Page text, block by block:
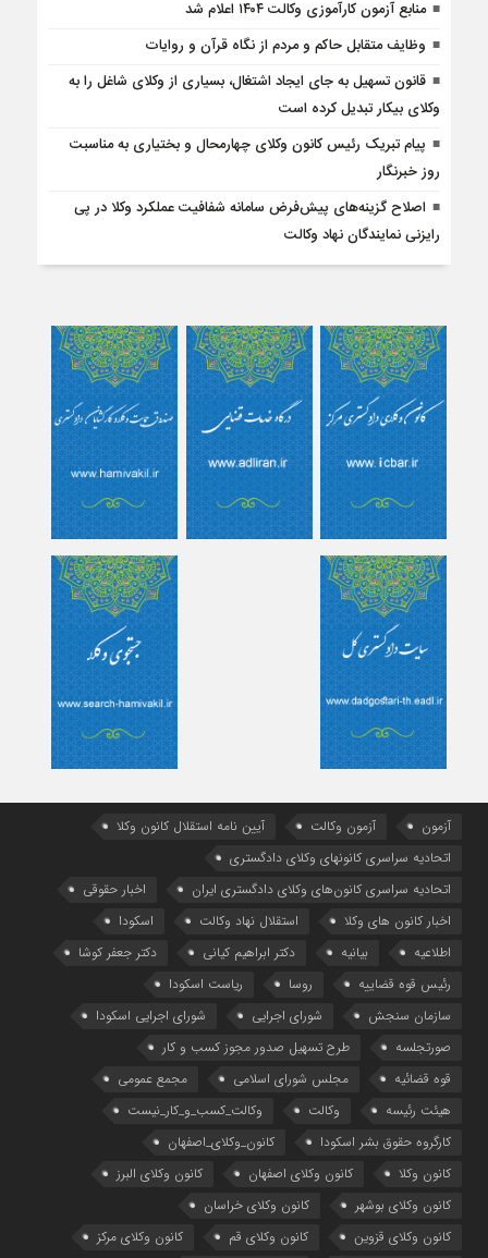
منابع آزمون کارآموزی وکالت ۱۴۰۴ اعلام شد
وظایف متقابل حاکم و مردم از نگاه قرآن و روایات
قانون تسهیل به جای ایجاد اشتغال، بسیاری از وکلای شاغل را به
وکلای بیکار تبدیل کرده است
پیام تبریک رئیس کانون وکلای چهارمحال و بختیاری به مناسبت
روز خبرنگار
اصلاح گزینه‌های پیش‌فرض سامانه شفافیت عملکرد وکلا در پی
رایزنی نمایندگان نهاد وکالت
آزمون آزمون وکالت
آیین ‌نامه استقلال کانون وکلا
اتحادیه سراسری کانونهای وکلای دادگستری
اتحادیه سراسری کانون‌های وکلای دادگستری ایران
اخبار حقوقی
اخبار کانون های وکلا
استقلال نهاد وکالت
اسکودا
اطلاعیه
بیانیه دکتر ابراهیم کیانی
دکتر جعفر کوشا
رئیس قوه قضاییه
روسا
ریاست اسکودا
سازمان سنجش
شورای اجرایی
شورای اجرایی اسکودا
صورتجلسه
طرح تسهیل صدور مجوز کسب و کار
قوه قضائیه
مجلس شورای اسلامی
مجمع عمومی
هیئت رئیسه
وکالت
وکالت_کسب_و_کار_نیست
کارگروه حقوق بشر اسکودا
کانون_وکلای_اصفهان
کانون وکلا
کانون وکلای اصفهان
کانون وکلای البرز
کانون وکلای بوشهر
کانون وکلای خراسان
کانون وکلای قزوین
کانون وکلای قم کانون وکلای مرکز